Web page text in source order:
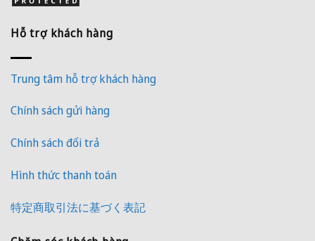
Hỗ trợ khách hàng
Trung tâm hỗ trợ khách hàng
Chính sách gửi hàng
Chính sách đổi trả
Hình thức thanh toán
特定商取引法に基づく表記